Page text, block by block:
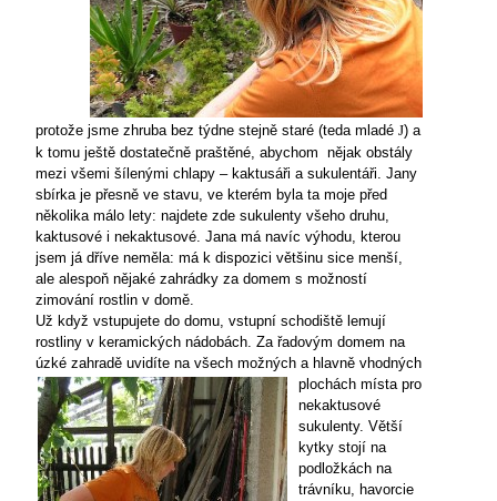
protože jsme zhruba bez týdne stejně staré (teda mladé J) a
k tomu ještě dostatečně praštěné, abychom nějak obstály
mezi všemi šílenými chlapy – kaktusáři a sukulentáři. Jany
sbírka je přesně ve stavu, ve kterém byla ta moje před
několika málo lety: najdete zde sukulenty všeho druhu,
kaktusové i nekaktusové. Jana má navíc výhodu, kterou
jsem já dříve neměla: má k dispozici většinu sice menší,
ale alespoň nějaké zahrádky za domem s možností
zimování rostlin v domě.
Už když vstupujete do domu, vstupní schodiště lemují
rostliny v keramických nádobách. Za řadovým domem na
úzké zahradě uvidíte na všech možných a hlavně vhodných
plochách místa pro
nekaktusové
sukulenty. Větší
kytky stojí na
podložkách na
trávníku, havorcie